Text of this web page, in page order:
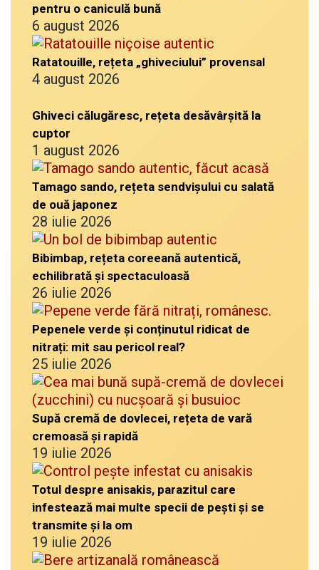
pentru o caniculă bună
6 august 2026
Ratatouille, rețeta „ghiveciului” provensal
4 august 2026
Ghiveci călugăresc, rețeta desăvârșită la
cuptor
1 august 2026
Tamago sando, rețeta sendvișului cu salată
de ouă japonez
28 iulie 2026
Bibimbap, rețeta coreeană autentică,
echilibrată și spectaculoasă
26 iulie 2026
Pepenele verde și conținutul ridicat de
nitrați: mit sau pericol real?
25 iulie 2026
Supă cremă de dovlecei, rețeta de vară
cremoasă și rapidă
19 iulie 2026
Totul despre anisakis, parazitul care
infestează mai multe specii de pești și se
transmite și la om
19 iulie 2026